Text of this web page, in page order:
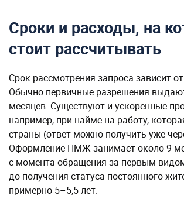
Сроки и расходы, на
стоит рассчитывать
Срок рассмотрения запроса зависит
Обычно первичные разрешения
месяцев. Существуют и ускоренные
например, при найме на работу,
страны (ответ можно получить уже
Оформление ПМЖ занимает около 9
с момента обращения за первым
до получения статуса постоянного
примерно 5–5,5 лет.